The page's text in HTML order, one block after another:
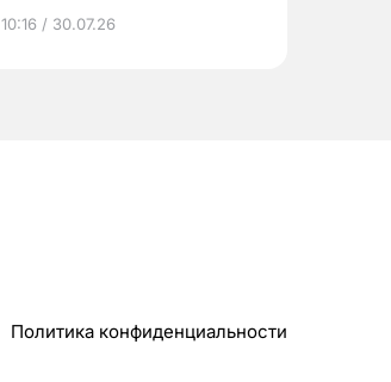
10:16 / 30.07.26
Политика конфиденциальности